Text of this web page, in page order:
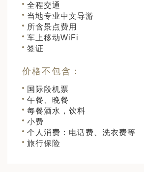
全程交通
当地专业中文导游
所含景点费用
车上移动WiFi
签证
价格不包含：
国际段机票
午餐、晚餐
每餐酒水，饮料
小费
个人消费：电话费、洗衣费等
旅行保险